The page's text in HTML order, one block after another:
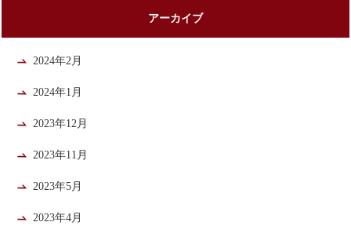
アーカイブ
2024年2月
2024年1月
2023年12月
2023年11月
2023年5月
2023年4月